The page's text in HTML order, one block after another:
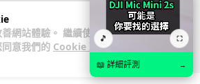
網站體驗。 繼續使用
意我們的 Cookie 政
🎵 ⛶
📖 詳細評測 →